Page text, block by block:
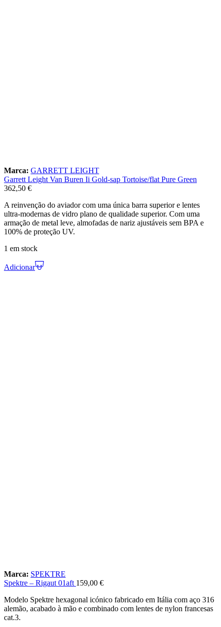
Marca: GARRETT LEIGHT
Garrett Leight Van Buren Ii Gold-sap Tortoise/flat Pure Green
362,50 €
A reinvenção do aviador com uma única barra superior e lentes
ultra-modernas de vidro plano de qualidade superior. Com uma
armação de metal leve, almofadas de nariz ajustáveis sem BPA e
100% de proteção UV.
1 em stock
Adicionar
Marca: SPEKTRE
Spektre – Rigaut 01aft 159,00 €
Modelo Spektre hexagonal icónico fabricado em Itália com aço 316
alemão, acabado à mão e combinado com lentes de nylon francesas
cat.3.